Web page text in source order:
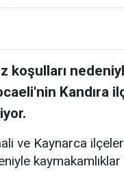
koşulları
Kandıra
ve Kaynarca